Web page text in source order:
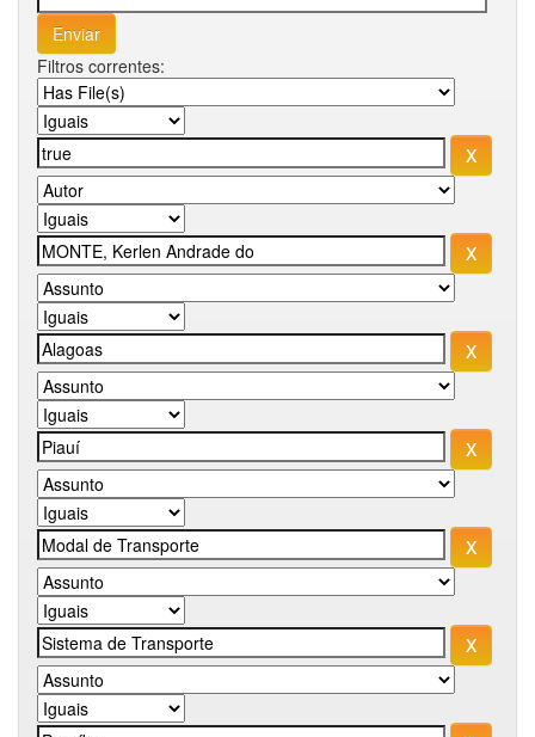
Filtros correntes: